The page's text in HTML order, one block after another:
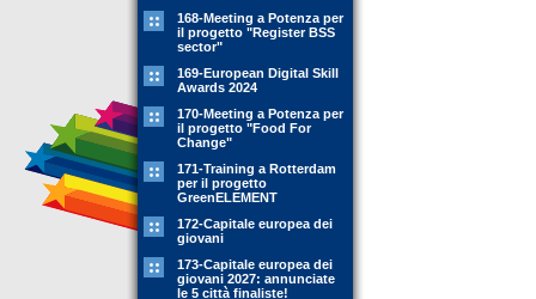
168-Meeting a Potenza per
il progetto "Register BSS
sector"
169-European Digital Skill
Awards 2024
170-Meeting a Potenza per
il progetto "Food For
Change"
171-Training a Rotterdam
per il progetto
GreenELEMENT
172-Capitale europea dei
giovani
173-Capitale europea dei
giovani 2027: annunciate
le 5 città finaliste!